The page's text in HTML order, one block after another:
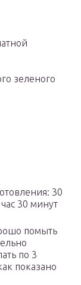
зеленого
30
30 минут
помыть
по 3
показано